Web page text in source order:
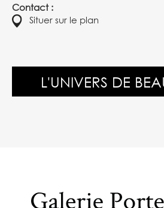
Contact :
Situer sur le plan
L'UNIVERS DE